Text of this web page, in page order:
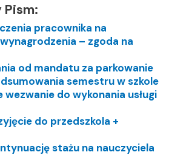
Pism:
pracownika na
– zgoda na
od mandatu za parkowanie
semestru w szkole
wezwanie do wykonania usługi
do przedszkola +
stażu na nauczyciela